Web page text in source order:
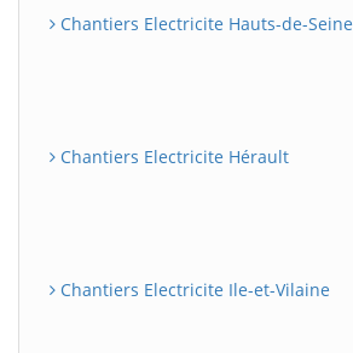
Chantiers Electricite Hauts-de-Seine
Chantiers Electricite Hérault
Chantiers Electricite Ile-et-Vilaine